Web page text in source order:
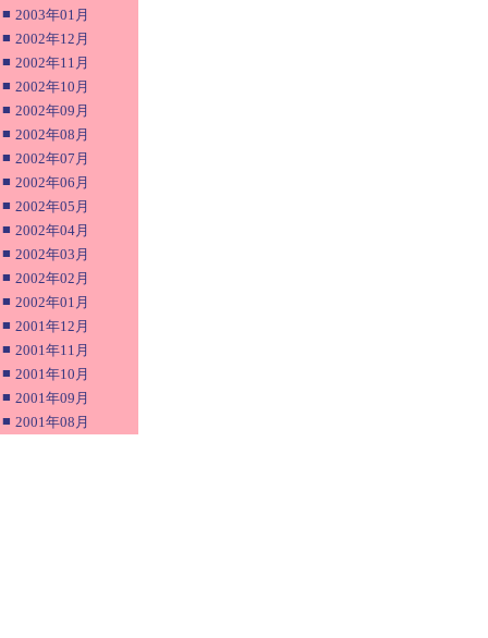
■ 2003年01月
■ 2002年12月
■ 2002年11月
■ 2002年10月
■ 2002年09月
■ 2002年08月
■ 2002年07月
■ 2002年06月
■ 2002年05月
■ 2002年04月
■ 2002年03月
■ 2002年02月
■ 2002年01月
■ 2001年12月
■ 2001年11月
■ 2001年10月
■ 2001年09月
■ 2001年08月